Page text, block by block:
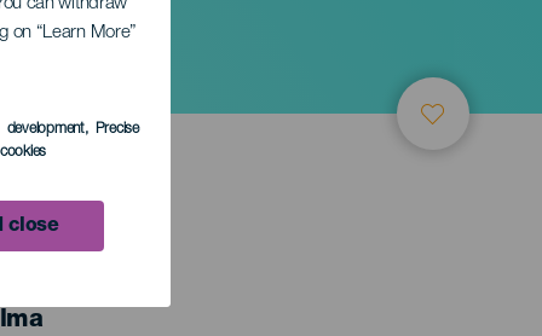
can withdraw
on “Learn More”
development, Precise
close